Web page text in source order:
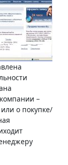
–
о покупке/